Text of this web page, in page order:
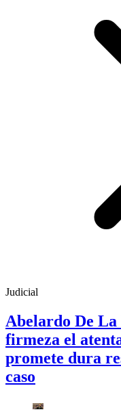
Judicial
Abelardo De La
firmeza el
promete dura
caso